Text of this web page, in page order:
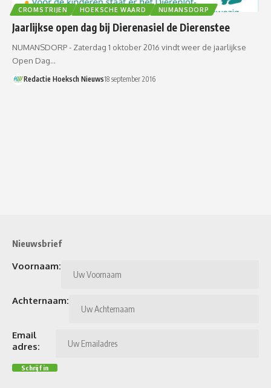
CROMSTRIJEN HOEKSCHE WAARD NUMANSDORP
Jaarlijkse open dag bij Dierenasiel de Dierenstee
NUMANSDORP - Zaterdag 1 oktober 2016 vindt weer de jaarlijkse
Open Dag…
Redactie Hoeksch Nieuws18 september 2016
Nieuwsbrief
Voornaam:
Achternaam:
Email
adres: